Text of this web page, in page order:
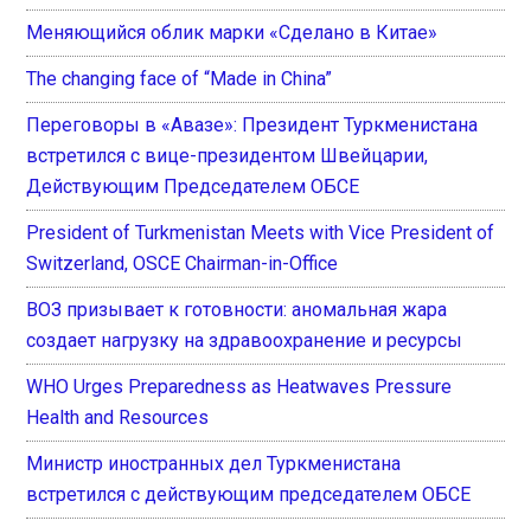
Меняющийся облик марки «Сделано в Китае»
The changing face of “Made in China”
Переговоры в «Авазе»: Президент Туркменистана
встретился с вице-президентом Швейцарии,
Действующим Председателем ОБСЕ
President of Turkmenistan Meets with Vice President of
Switzerland, OSCE Chairman-in-Office
ВОЗ призывает к готовности: аномальная жара
создает нагрузку на здравоохранение и ресурсы
WHO Urges Preparedness as Heatwaves Pressure
Health and Resources
Министр иностранных дел Туркменистана
встретился с действующим председателем ОБСЕ